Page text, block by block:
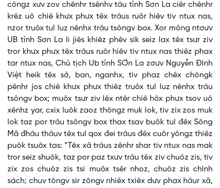
côngz xưv zov chênhr tsênhv tâu tỉnh Sơn La ciêr chênhr
krêz uô chiê khưx phưx têx trâus ruôr hiêv tiv ntux nas,
nzor truôx tul luz nênhx trâu tsôngv box. Xor mông ntơưv
UB tỉnh Sơn La li jiês khiêz phêv sik seiz lax têx tsưr ziv
tror khưx phưx têx trâus ruôr hiêv tiv ntux nas thiêz phax
tar ntux nas, Chủ tịch Ub tỉnh SƠn La zơưv Nguyễn Đình
Việt heik têx sở, ban, nganhx, tiv phaz chêx chôngk
pênhr jos chiê khưx phưx thiêz truôx tul luz nênhx trâu
tsôngv box; muôx tsưr ziv lêx ntêr chiê hôx phưx tsov uô
xênhz yar, cxix luôk zaoz thôngz muk lok, tiv zix zos muk
lok taz por trâu tsôngv box thax tsav buôk tul đêx Sông
Mã đhâu thâuv têx tul qox đei trâus đêx cuôr yôngz thiêz
puôk tsuôx tas: “Têx xã trâus zênhr shar tiv ntux nas mak
tror seiz shuôk, taz por paz txưv trâu têx ziv chuôz zis, tiv
zix zos chuôz zis tsi muôx tsêr nhoz, chuôz zis chính
sách; chuv tôngv sir zôngv nhiêx txiêx dưv phax hâur xã,